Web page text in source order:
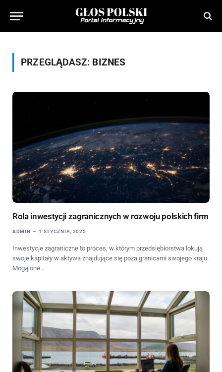
PRZEGLĄDASZ: BIZNES
Rola inwestycji zagranicznych w rozwoju polskich firm
ADMIN 1 STYCZNIA, 2025
Inwestycje zagraniczne to proces, w którym przedsiębiorstwa lokują
swoje kapitały w aktywa znajdujące się poza granicami swojego kraju.
Mogą one…